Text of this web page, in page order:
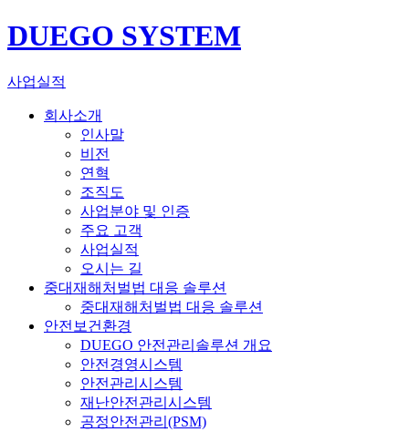
DUEGO SYSTEM
사업실적
회사소개
인사말
비전
연혁
조직도
사업분야 및 인증
주요 고객
사업실적
오시는 길
중대재해처벌법 대응 솔루션
중대재해처벌법 대응 솔루션
안전보건환경
DUEGO 안전관리솔루션 개요
안전경영시스템
안전관리시스템
재난안전관리시스템
공정안전관리(PSM)